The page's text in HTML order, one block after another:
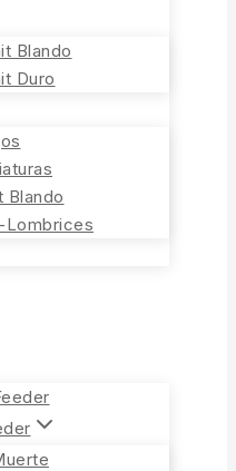
Blando
Duro
Blando
Lombrices